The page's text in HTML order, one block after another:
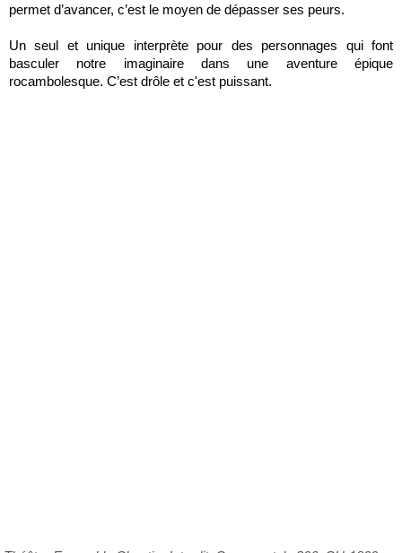
permet d’avancer, c’est le moyen de dépasser ses peurs.
Un seul et unique interprète pour des personnages qui font
basculer notre imaginaire dans une aventure épique
rocambolesque. C’est drôle et c'est puissant.